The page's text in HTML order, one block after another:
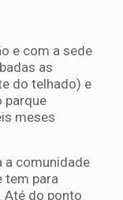
e com a sede
as
do telhado) e
parque
meses
a comunidade
tem para
Até do ponto